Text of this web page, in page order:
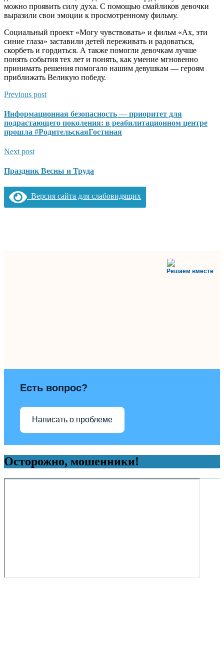
можно проявить силу духа. С помощью смайликов девочки
выразили свои эмоции к просмотренному фильму.
Социальный проект «Могу чувствовать» и фильм «Ах, эти
синие глаза» заставили детей переживать и радоваться,
скорбеть и гордиться. А также помогли девочкам лучше
понять события тех лет и понять, как умение мгновенно
принимать решения помогало нашим девушкам — героям
приближать Великую победу.
Previous post
Информационная безопасность — приоритет для
подрастающего поколения: в реабилитационном центре
прошла #РодительскаяГостиная
Next post
Праздник Весны и Труда
Версия сайта для слабовидящих
Решаем вместе
Есть вопрос?
Написать о проблеме
Осторожно, мошенники!